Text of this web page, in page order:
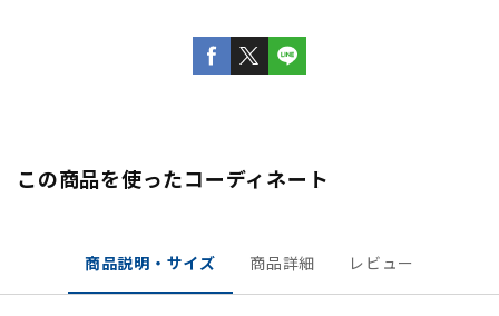
この商品を使ったコーディネート
商品説明・サイズ 商品詳細 レビュー